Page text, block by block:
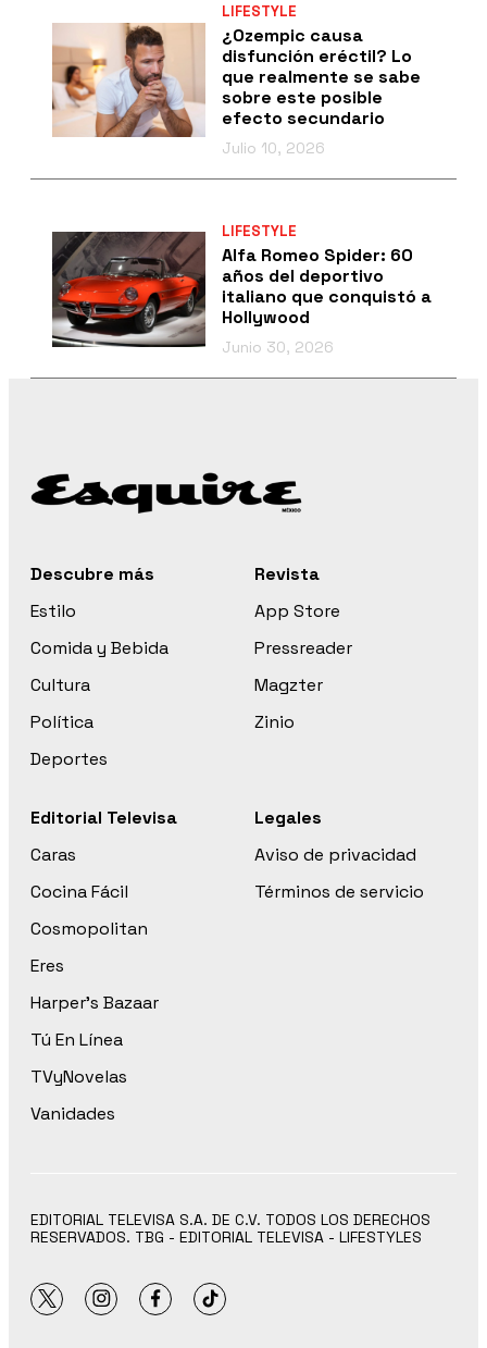
LIFESTYLE
¿Ozempic causa
disfunción eréctil? Lo
que realmente se sabe
sobre este posible
efecto secundario
Julio 10, 2026
LIFESTYLE
Alfa Romeo Spider: 60
años del deportivo
italiano que conquistó a
Hollywood
Junio 30, 2026
Descubre más
Estilo
Comida y Bebida
Cultura
Política
Deportes
Revista
App Store
Pressreader
Magzter
Zinio
Editorial Televisa
Caras
Cocina Fácil
Cosmopolitan
Eres
Harper’s Bazaar
Tú En Línea
TVyNovelas
Vanidades
Legales
Aviso de privacidad
Términos de servicio
EDITORIAL TELEVISA S.A. DE C.V. TODOS LOS DERECHOS
RESERVADOS. TBG - EDITORIAL TELEVISA - LIFESTYLES
twitterinstagram
facebooktiktok